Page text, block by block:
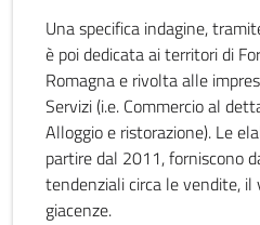
Una specifica indagine,
è poi dedicata ai territori di
Romagna e rivolta alle
Servizi (i.e. Commercio al
Alloggio e ristorazione). Le
partire dal 2011, forniscono
tendenziali circa le vendite, il
giacenze.